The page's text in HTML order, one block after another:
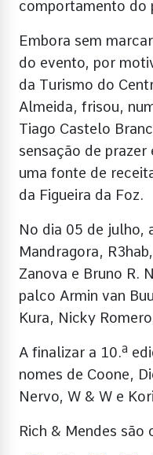
comportamento do
Embora sem
do evento, por
da Turismo do
Almeida, frisou,
Tiago Castelo
sensação de prazer
uma fonte de
da Figueira da Foz.
No dia 05 de julho,
Mandragora,
Zanova e Bruno R.
palco Armin van
Kura, Nicky
A finalizar a 10.ª
nomes de Coone,
Nervo, W & W e
Rich & Mendes são